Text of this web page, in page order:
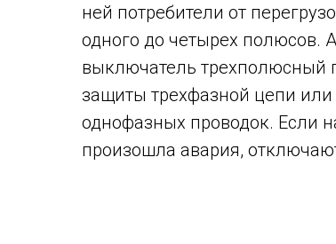
ней потребители от
одного до четырех полюсов.
выключатель трехполюсный
защиты трехфазной цепи
однофазных проводок. Если
произошла авария,